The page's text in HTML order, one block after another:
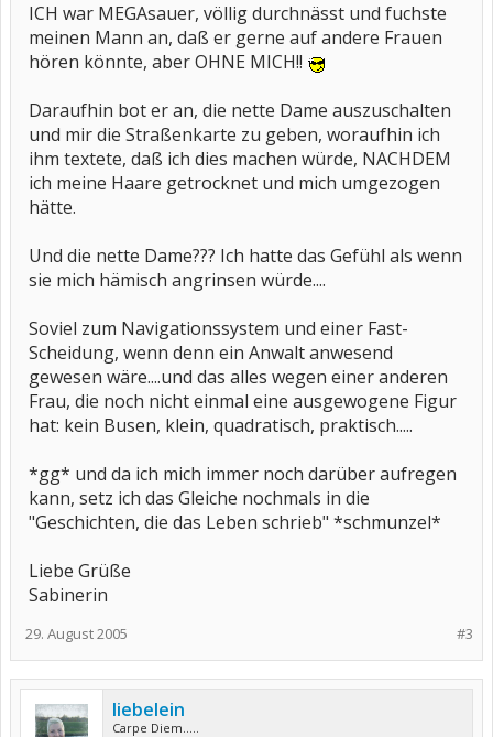
ICH war MEGAsauer, völlig durchnässt und fuchste
meinen Mann an, daß er gerne auf andere Frauen
hören könnte, aber OHNE MICH!!
Daraufhin bot er an, die nette Dame auszuschalten
und mir die Straßenkarte zu geben, woraufhin ich
ihm textete, daß ich dies machen würde, NACHDEM
ich meine Haare getrocknet und mich umgezogen
hätte.
Und die nette Dame??? Ich hatte das Gefühl als wenn
sie mich hämisch angrinsen würde....
Soviel zum Navigationssystem und einer Fast-
Scheidung, wenn denn ein Anwalt anwesend
gewesen wäre....und das alles wegen einer anderen
Frau, die noch nicht einmal eine ausgewogene Figur
hat: kein Busen, klein, quadratisch, praktisch.....
*gg* und da ich mich immer noch darüber aufregen
kann, setz ich das Gleiche nochmals in die
"Geschichten, die das Leben schrieb" *schmunzel*
Liebe Grüße
Sabinerin
#3
29. August 2005
liebelein
Carpe Diem.....